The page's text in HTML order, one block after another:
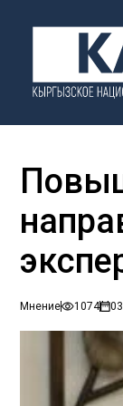
Мнение 1074